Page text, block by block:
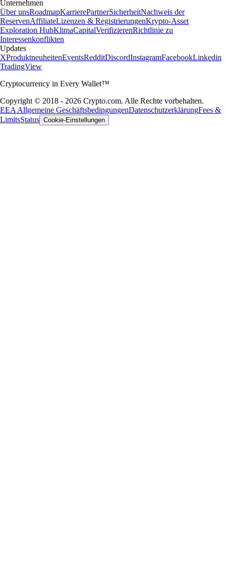
Unternehmen
Über unsRoadmapKarrierePartnerSicherheitNachweis der
ReservenAffiliateLizenzen & RegistrierungenKrypto-Asset
Exploration HubKlimaCapitalVerifizierenRichtlinie zu
Interessenkonflikten
Updates
XProduktneuheitenEventsRedditDiscordInstagramFacebookLinkedin
TradingView
Cryptocurrency in Every Wallet™
Copyright © 2018 - 2026 Crypto.com. Alle Rechte vorbehalten.
EEA Allgemeine GeschäftsbedingungenDatenschutzerklärungFees &
LimitsStatus Cookie-Einstellungen